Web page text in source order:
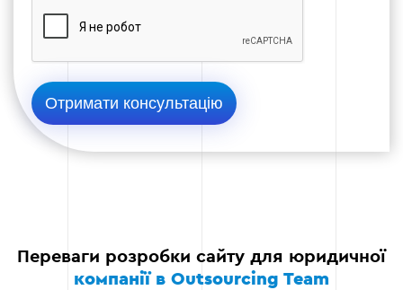
Тестування адаптивності на різних
пристроях
Виправлення можливих помилок
Запуск сайту у публічний доступ
Етап 5
Переваги розробки сайту для юридичної
компанії в Outsourcing Team